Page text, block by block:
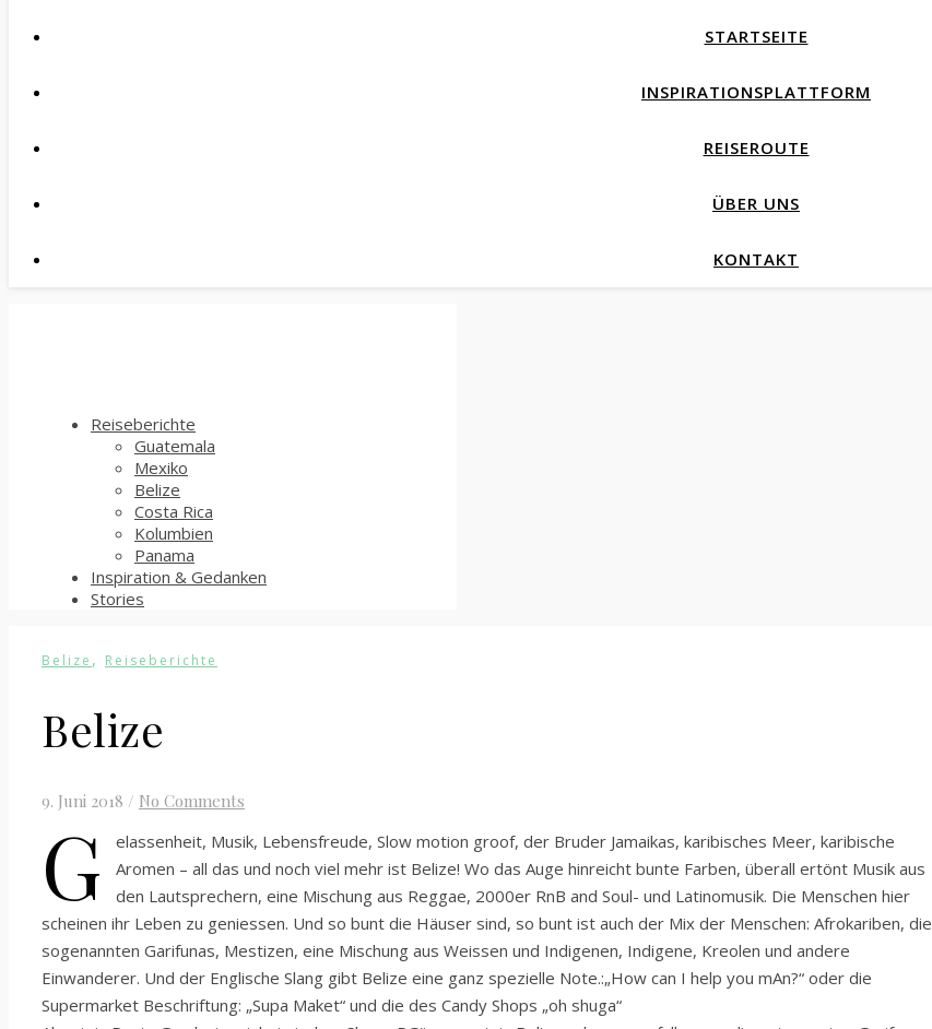
STARTSEITE
INSPIRATIONSPLATTFORM
REISEROUTE
ÜBER UNS
KONTAKT
Reiseberichte
Guatemala
Mexiko
Belize
Costa Rica
Kolumbien
Panama
Inspiration & Gedanken
Stories
Belize , Reiseberichte
Belize
9. Juni 2018 / No Comments
G
elassenheit, Musik, Lebensfreude, Slow motion groof, der Bruder Jamaikas, karibisches Meer, karibische
Aromen – all das und noch viel mehr ist Belize! Wo das Auge hinreicht bunte Farben, überall ertönt Musik aus
den Lautsprechern, eine Mischung aus Reggae, 2000er RnB and Soul- und Latinomusik. Die Menschen hier
scheinen ihr Leben zu geniessen. Und so bunt die Häuser sind, so bunt ist auch der Mix der Menschen: Afrokariben, die
sogenannten Garifunas, Mestizen, eine Mischung aus Weissen und Indigenen, Indigene, Kreolen und andere
Einwanderer. Und der Englische Slang gibt Belize eine ganz spezielle Note.:„How can I help you mAn?“ oder die
Supermarket Beschriftung: „Supa Maket“ und die des Candy Shops „oh shuga“